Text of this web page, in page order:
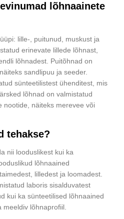
lõhnaainete
lille-, puitunud, muskust ja
erinevate lillede lõhnast,
lõhnadest. Puitõhnad on
sandlipuu ja seeder.
sünteetilistest ühenditest, mis
lõhnad on valmistatud
nootide, näiteks merevee või
tehakse?
nii looduslikest kui ka
lõhnaained
lilledest ja loomadest.
laboris sisalduvatest
kui ka sünteetilised lõhnaained
meeldiv lõhnaprofiil.